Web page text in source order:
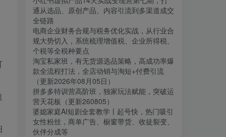
通从选品、原创产品、内容引流到多渠道成交
全链路
电商企业财务合规与税务优化实战，从行业合
规大势切入，系统梳理增值税、企业所得税、
个税等全税种要点
淘宝私家班，有无货源选品策略，高成功率爆
款全流程打法，全店动销与淘短+付费引流
（更新2026年08月05日）
拼多多特训营高阶班，独家玩法赋能，突破运
营天花板（更新260805）
婆媳家庭AI短剧全套教学丨起号快，热门吸引
女性粉丝，商单广告、橱窗带货、收徒裂变、
伙伴分成等